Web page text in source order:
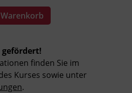
von
sowie Sicht- und
durchführen und
einordnen.
gefördert!
finden Sie im
Kurses sowie unter
.